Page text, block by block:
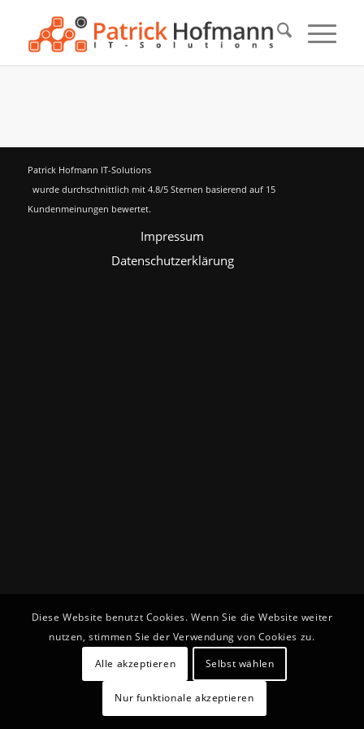
Patrick Hofmann IT-Solutions
wurde durchschnittlich mit 4.8/5 Sternen basierend auf 15
Kundenmeinungen bewertet.
Impressum
Datenschutzerklärung
Diese Website benutzt Cookies. Wenn Sie die Website weiter
nutzen, stimmen Sie der Verwendung von Cookies zu.
Alle akzeptieren
Selbst wählen
Nur funktionale akzeptieren